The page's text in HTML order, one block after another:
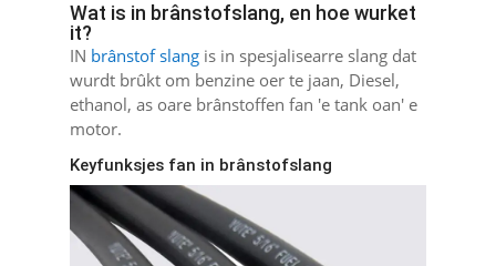
Wat is in brânstofslang, en hoe wurket
it?
IN brânstof slang is in spesjalisearre slang dat
wurdt brûkt om benzine oer te jaan, Diesel,
ethanol, as oare brânstoffen fan 'e tank oan' e
motor.
Keyfunksjes fan in brânstofslang